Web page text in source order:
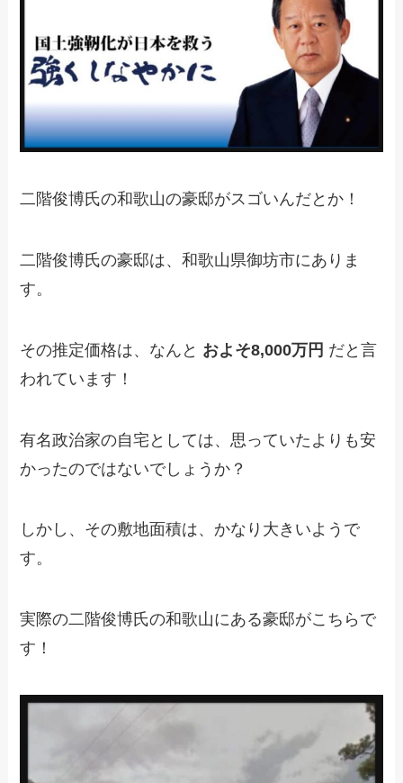
二階俊博氏の和歌山の豪邸がスゴいんだとか！
二階俊博氏の豪邸は、和歌山県御坊市にありま
す。
その推定価格は、なんと およそ8,000万円 だと言
われています！
有名政治家の自宅としては、思っていたよりも安
かったのではないでしょうか？
しかし、その敷地面積は、かなり大きいようで
す。
実際の二階俊博氏の和歌山にある豪邸がこちらで
す！